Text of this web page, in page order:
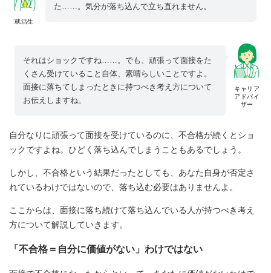
就活生
た……。気分が落ち込んで立ち直れません。
キャリア
アドバイ
ザー
それはショックですね……。でも、頑張って面接をた
くさん受けていること自体、素晴らしいことですよ。
面接に落ちてしまったときに持つべき考え方について
お伝えしますね。
自分なりに頑張って面接を受けているのに、不合格が続くとショ
ックですよね。ひどく落ち込んでしまうこともあるでしょう。
しかし、不合格という結果だったとしても、あなた自身が否定さ
れているわけではないので、落ち込む必要はありませんよ。
ここからは、面接に落ち続けて落ち込んでいる人が持つべき考え
方について解説していきます。
「不合格＝自分に価値がない」わけではない